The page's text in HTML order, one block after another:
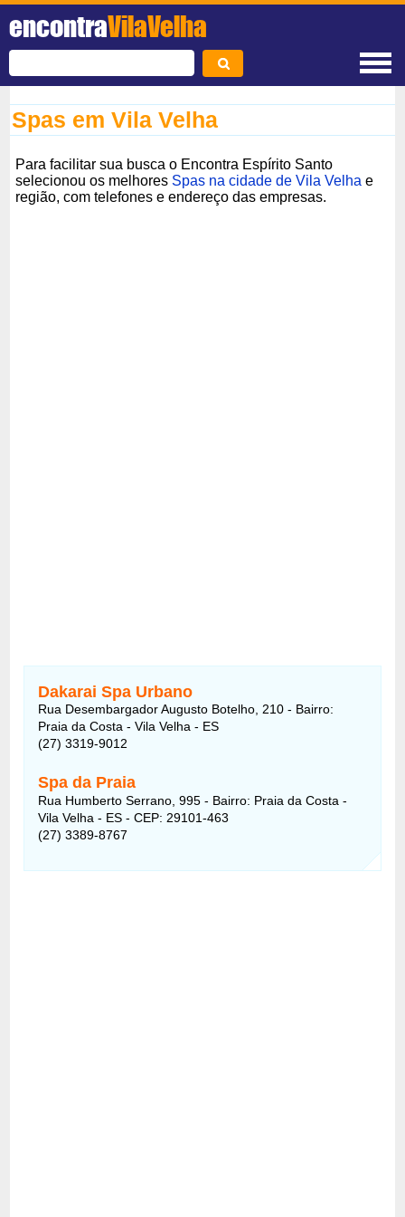
encontraVilaVelha
Spas em Vila Velha
Para facilitar sua busca o Encontra Espírito Santo
selecionou os melhores Spas na cidade de Vila Velha e
região, com telefones e endereço das empresas.
Dakarai Spa Urbano
Rua Desembargador Augusto Botelho, 210 - Bairro:
Praia da Costa - Vila Velha - ES
(27) 3319-9012
Spa da Praia
Rua Humberto Serrano, 995 - Bairro: Praia da Costa -
Vila Velha - ES - CEP: 29101-463
(27) 3389-8767